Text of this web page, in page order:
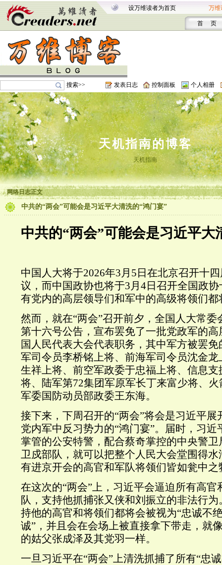
设万维读者为首页 万维
首 页
搜索>> 发表日志 控制面板 个人相册
天机指南的博客
天机指南
网络日志正文
中共的“两会”可能会是习近平大清洗的“鸿门宴”
中共的“两会”可能会是习近平大
中国人大将于2026年3月 5 日在北京召开十
议，而中国政协也将于3月 4日召开全国政
有党内的高层领导们和军中的高级将领们都
然而，就在“两会”召开前夕，全国人大常
第十六号公告，宣布罢免了一批党政军的
国人民代表大会代表职务，其中军方被罢
军司令员李桥铭上将、前海军司令员沈金
生祥上将、前空军政委于忠福上将、信息
将、陆军第72集团军原军长丁来富少将、
军委国防动员部政委王东海。
接下来，下周召开的“两会”将会是习近平
党内军中反习势力的“鸿门宴”。届时，习
掌管的公安特警，配合蔡奇掌控的中央警
卫戍部队，就可以把整个人民大会堂围得
有进京开会的高官和军队将领们皆如瓮中
在这次的“两会”上，习近平会逼迫所有高
队，支持他抓捕张又侠和刘振立的非法行
持他的高官和将领们都将会被视为“忠诚不
诚”，并且会在会场上被直接拿下带走，就
的姑父张成泽及其党羽一样。
一旦习近平在“两会”上清洗抓捕了所有“忠